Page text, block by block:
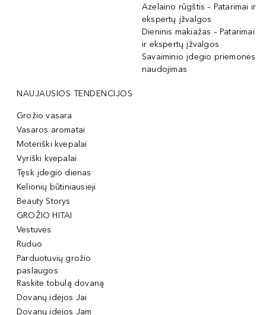
Azelaino rūgštis – Patarimai ir
ekspertų įžvalgos
Dieninis makiažas – Patarimai
ir ekspertų įžvalgos
Savaiminio įdegio priemonės
naudojimas
NAUJAUSIOS TENDENCIJOS
Grožio vasara
Vasaros aromatai
Moteriški kvepalai
Vyriški kvepalai
Tęsk įdegio dienas
Kelionių būtiniausieji
Beauty Storys
GROŽIO HITAI
Vestuvės
Ruduo
Parduotuvių grožio
paslaugos
Raskite tobulą dovaną
Dovanų idėjos Jai
Dovanų idėjos Jam